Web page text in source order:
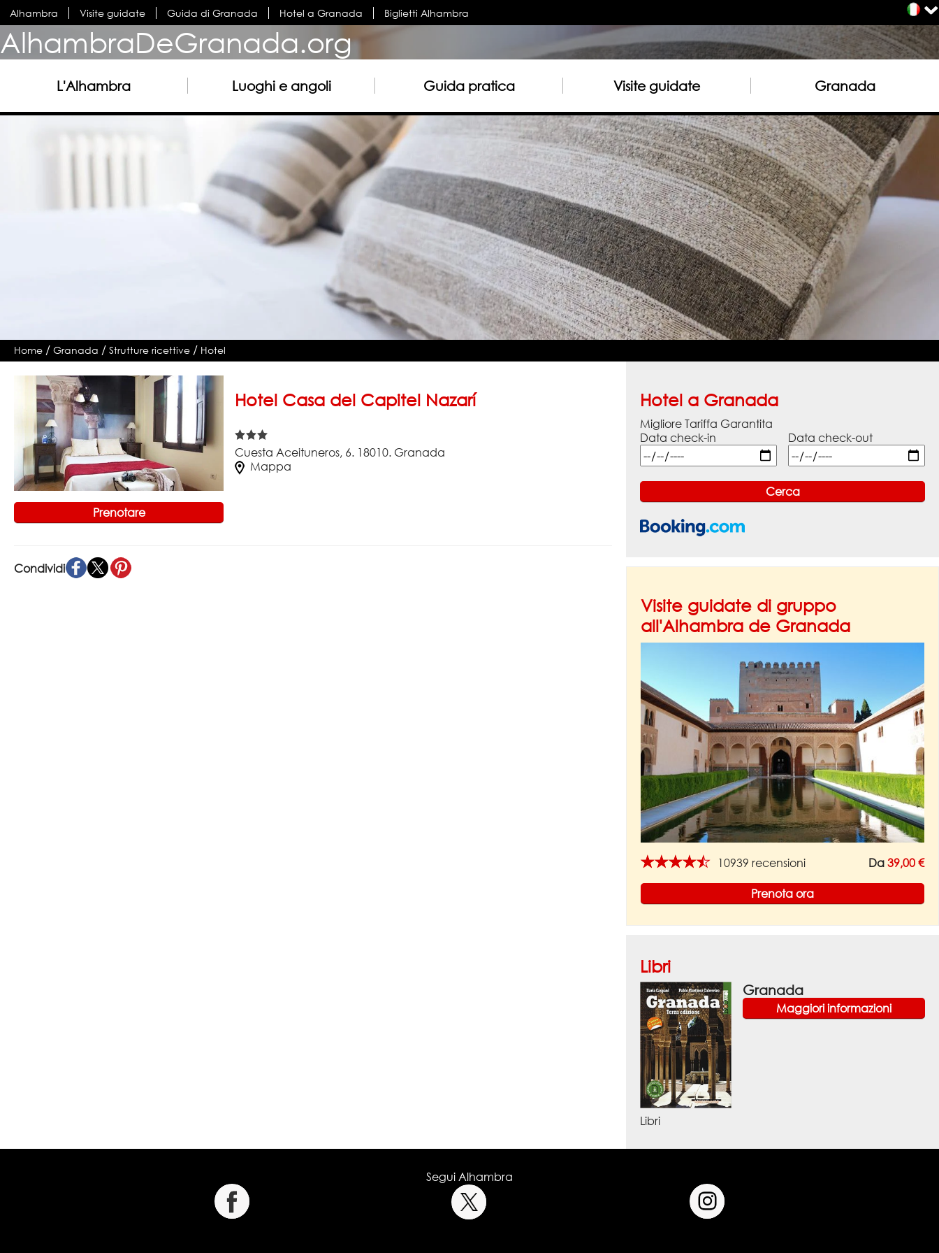
Alhambra Visite guidate Guida di Granada Hotel a Granada Biglietti Alhambra
AlhambraDeGranada.org
L'Alhambra Luoghi e angoli Guida pratica Visite guidate Granada
Home /Granada /Strutture ricettive / Hotel
Hotel Casa del Capitel Nazarí
Cuesta Aceituneros, 6. 18010. Granada
Mappa
Prenotare
Condividi
Hotel a Granada
Migliore Tariffa Garantita
Data check-in
Data check-out
Visite guidate di gruppo
all'Alhambra de Granada
★★★★★ 10939 recensioni Da 39,00 €
Prenota ora
Libri
Granada
Maggiori informazioni
Libri
Segui Alhambra